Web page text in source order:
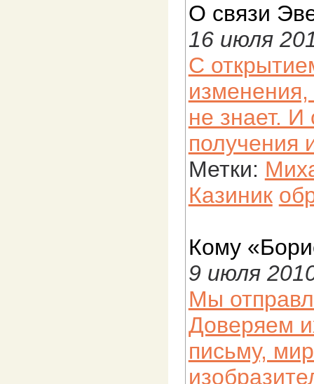
О связи
16 июля
С
не знает.
получения
Метки:
Казиник
Кому
9 июля
Мы
Доверяем
письму,